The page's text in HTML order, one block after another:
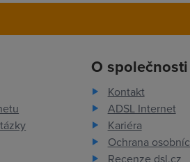
O společnosti
Kontakt
ADSL Internet
Kariéra
Ochrana
Recenze dsl.cz